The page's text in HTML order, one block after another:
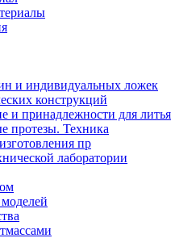
и индивидуальных ложек
конструкций
и принадлежности для литья
протезы. Техника
пр
лаборатории